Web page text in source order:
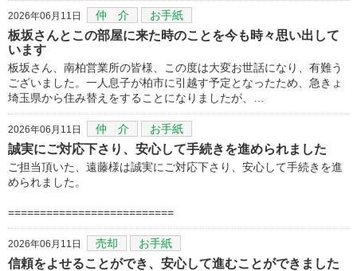
2026年06月11日 仲 介 お手紙
板坂さんとこの部屋に来た時のことを今も時々思い出して
います
板坂さん、南柏営業所の皆様、この度は大変お世話になり、有難う
ございました。一人息子が柏市に引越す予定となったため、急きょ
埼玉県から住み替えをすることになりましたが、…
2026年06月11日 仲 介 お手紙
誠実にご対応下さり、安心して手続きを進められました
ご担当頂いた、遠藤様は誠実にご対応下さり、安心して手続きを進
められました。
==========================
2026年06月11日 売却 お手紙
信頼をよせることができ、安心して進むことができました